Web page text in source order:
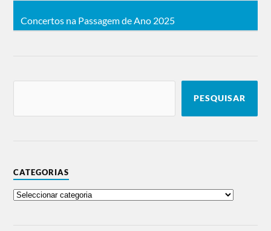
Concertos na Passagem de Ano 2025
PESQUISAR
CATEGORIAS